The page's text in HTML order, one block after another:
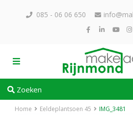
085 - 06 06 650
Zoeken
Home Eeldeplantsoen 45 IMG_3481